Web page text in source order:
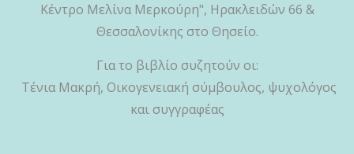
Κέντρο Μελίνα Μερκούρη", Ηρακλειδών 66 &
Θεσσαλονίκης στο Θησείο.
Για το βιβλίο συζητούν οι:
Τένια Μακρή, Oικογενειακή σύμβουλος, ψυχολόγος
και συγγραφέας